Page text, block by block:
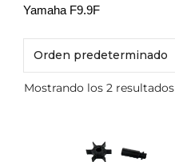
Yamaha F9.9F
Mostrando los 2 resultados